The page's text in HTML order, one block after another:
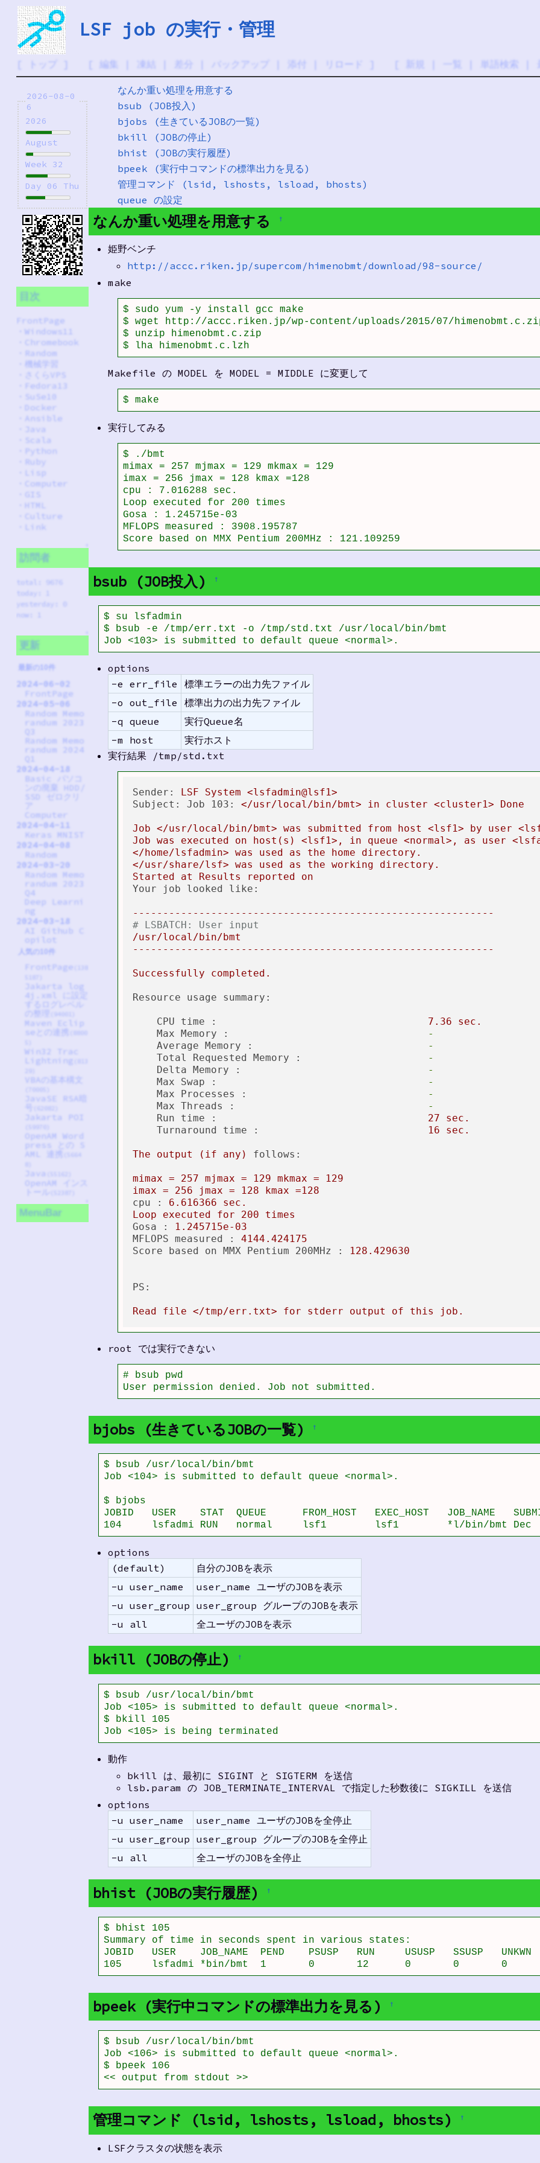
LSF job の実行・管理
トップ 編集 凍結 差分 バックアップ 添付 リロード 単語検索
2026-08-0
6
2026
August
Week 32
Day 06 Thu
目次
FrontPage
Windows11
Chromebook
Random
機械学習
さくらVPS
Fedora13
SuSe10
Docker
Ansible
Java
Scala
Python
Ruby
Lisp
Computer
GIS
HTML
Culture
Link
訪問者
total: 9676
today: 1
yesterday: 0
now: 1
更新
最新の10件
2024-06-02
FrontPage
2024-05-06
Random Memo
randum 2023
Q3
Random Memo
randum 2024
Q1
2024-04-18
Basic パソコ
ンの廃棄 HDD/
ア
Computer
2024-04-11
Keras MNIST
2024-04-08
Random
2024-03-20
Random Memo
randum 2023
Q4
Deep Learni
ng
2024-03-18
AI Github C
opilot
人気の10件
FrontPage
Jakarta log
4j.xml に設定
Maven Eclip
seとの連携
Win32 Trac
Lightning
VBAの基本構文
JavaSE RSA暗
号
Jakarta POI
OpenAM Word
press との S
AML 連携
Java
OpenAM インス
トール
MenuBar
なんか重い処理を用意する
bsub (JOB投入)
bjobs (生きているJOBの一覧)
bkill (JOBの停止)
bhist (JOBの実行履歴)
bpeek (実行中コマンドの標準出力を見る)
管理コマンド (lsid, lshosts, lsload, bhosts)
queue の設定
なんか重い処理を用意する †
姫野ベンチ
http://accc.riken.jp/supercom/himenobmt/download/98-source/
make
$ sudo yum -y install gcc make
$ wget http://accc.riken.jp/wp-content/uploads/2015/07/
$ unzip himenobmt.c.zip
$ lha himenobmt.c.lzh
Makefile の MODEL を MODEL = MIDDLE に変更して
$ make
実行してみる
$ ./bmt
mimax = 257 mjmax = 129 mkmax = 129
imax = 256 jmax = 128 kmax =128
cpu : 7.016288 sec.
Loop executed for 200 times
Gosa : 1.245715e-03
MFLOPS measured : 3908.195787
Score based on MMX Pentium 200MHz : 121.109259
bsub (JOB投入) †
$ su lsfadmin
$ bsub -e /tmp/err.txt -o /tmp/std.txt /usr/local/bin/bmt
Job <103> is submitted to default queue <normal>.
options
-e err_file
標準エラーの出力先ファイル
-o out_file
標準出力の出力先ファイル
-q queue
実行Queue名
-m host
実行ホスト
実行結果 /tmp/std.txt
Sender: LSF System <lsfadmin@lsf1>
Subject: Job 103:
</usr/local/bin/bmt> in cluster <cluster1> Done
Job </usr/local/bin/bmt> was submitted from host <lsf1> by user
Job was executed on host(s) <lsf1>, in queue <normal>, as user
</home/lsfadmin> was used as the home
directory.
</usr/share/lsf> was used as the working
directory.
Started
at Results reported
on
Your job looked like:
------------------------------------------------------------
# LSBATCH: User input
/usr/local/bin/bmt
------------------------------------------------------------
Successfully completed.
Resource usage summary:
CPU time : 7.36
sec.
Max Memory :
-
Average Memory :
-
Total Requested Memory :
-
Delta Memory :
-
Max Swap :
-
Max Processes :
-
Max Threads :
-
Run time :
27
sec.
Turnaround time :
16 sec.
The output (if any) follows:
mimax = 257 mjmax = 129 mkmax =
129
imax = 256 jmax = 128 kmax =128
cpu :
6.616366
sec.
Loop
executed for 200
times
Gosa :
1.245715e-03
MFLOPS measured :
4144.424175
Score based on MMX Pentium 200MHz :
128.429630
PS:
Read file </tmp/err.txt> for stderr output of this job.
root では実行できない
# bsub pwd
User permission denied. Job not submitted.
bjobs (生きているJOBの一覧) †
$ bsub /usr/local/bin/bmt
Job <104> is submitted to default queue <normal>.
$ bjobs
JOBID   USER    STAT  QUEUE      FROM_HOST   EXEC_HOST   JOB_NAME
104     lsfadmi RUN   normal     lsf1        lsf1        *l/bin/bmt Dec
options
(default)
自分のJOBを表示
-u user_name
user_name ユーザのJOBを表示
-u user_group user_group グループのJOBを表示
-u all
全ユーザのJOBを表示
bkill (JOBの停止) †
$ bsub /usr/local/bin/bmt
Job <105> is submitted to default queue <normal>.
$ bkill 105
Job <105> is being terminated
動作
bkill は、最初に SIGINT と SIGTERM を送信
lsb.param の JOB_TERMINATE_INTERVAL で指定した秒数後に SIGKILL を送信
options
-u user_name
user_name ユーザのJOBを全停止
-u user_group user_group グループのJOBを全停止
-u all
全ユーザのJOBを全停止
bhist (JOBの実行履歴) †
$ bhist 105
Summary of time in seconds spent in various states:
JOBID   USER    JOB_NAME  PEND    PSUSP   RUN     USUSP   SSUSP   UNKWN
105     lsfadmi *bin/bmt  1       0       12      0       0       0
bpeek (実行中コマンドの標準出力を見る) †
$ bsub /usr/local/bin/bmt
Job <106> is submitted to default queue <normal>.
$ bpeek 106
<< output from stdout >>
管理コマンド (lsid, lshosts, lsload, bhosts) †
LSFクラスタの状態を表示